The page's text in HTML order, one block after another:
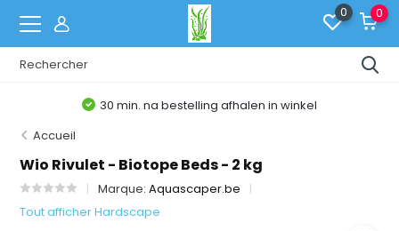
0 0
30 min. na bestelling afhalen in winkel
Accueil
Wio Rivulet - Biotope Beds - 2 kg
Marque:Aquascaper.be
Tout afficher Hardscape